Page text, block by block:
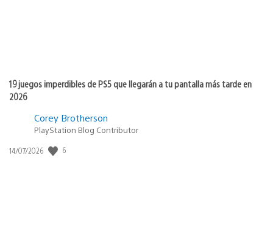
19 juegos imperdibles de PS5 que llegarán a tu pantalla más tarde en
2026
Corey Brotherson
PlayStation Blog Contributor
Fecha
14/07/2026 6